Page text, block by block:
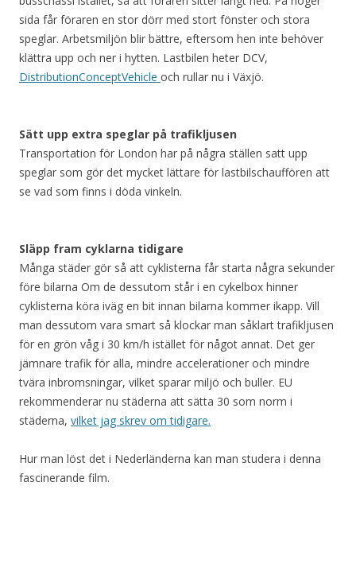
sida får föraren en stor dörr med stort fönster och stora
speglar. Arbetsmiljön blir bättre, eftersom hen inte behöver
klättra upp och ner i hytten. Lastbilen heter DCV,
DistributionConceptVehicle och rullar nu i Växjö.
Sätt upp extra speglar på trafikljusen
Transportation för London har på några ställen satt upp
speglar som gör det mycket lättare för lastbilschauffören att
se vad som finns i döda vinkeln.
Släpp fram cyklarna tidigare
Många städer gör så att cyklisterna får starta några sekunder
före bilarna Om de dessutom står i en cykelbox hinner
cyklisterna köra iväg en bit innan bilarna kommer ikapp. Vill
man dessutom vara smart så klockar man såklart trafikljusen
för en grön våg i 30 km/h istället för något annat. Det ger
jämnare trafik för alla, mindre accelerationer och mindre
tvära inbromsningar, vilket sparar miljö och buller. EU
rekommenderar nu städerna att sätta 30 som norm i
städerna, vilket jag skrev om tidigare.
Hur man löst det i Nederländerna kan man studera i denna
fascinerande film.